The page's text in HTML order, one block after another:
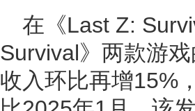
在《Last Z:
Survival》两款游
收入环比再增15%